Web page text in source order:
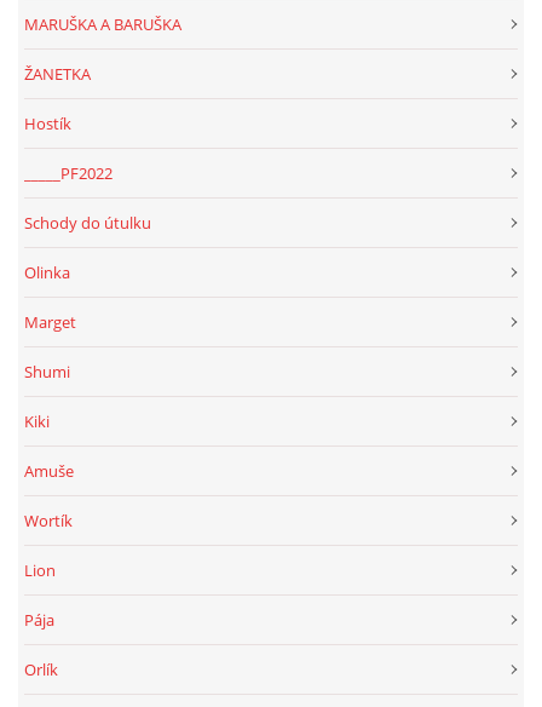
MARUŠKA A BARUŠKA
ŽANETKA
Hostík
_____PF2022
Schody do útulku
Olinka
Marget
Shumi
Kiki
Amuše
Wortík
Lion
Pája
Orlík